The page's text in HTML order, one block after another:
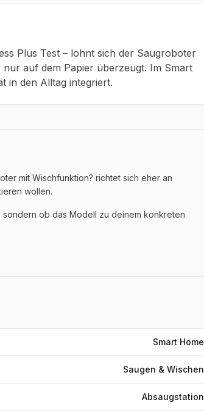
Plus Test – lohnt sich der Saugroboter
auf dem Papier überzeugt. Im Smart
in den Alltag integriert.
mit Wischfunktion? richtet sich eher an
wollen.
sondern ob das Modell zu deinem konkreten
Smart Home
Saugen & Wischen
Absaugstation